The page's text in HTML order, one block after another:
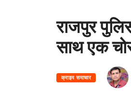
राजपुर
साथ एक
क्राइम समाचार